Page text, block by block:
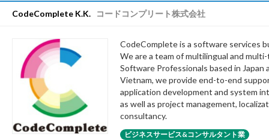
CodeComplete K.K. コードコンプリート株式会社
CodeComplete is a software services
We are a team of multilingual and
Software Professionals based in Japan
Vietnam, we provide end-to-end
application development and system
as well as project management,
consultancy.
ビジネスサービス&コンサルタント業